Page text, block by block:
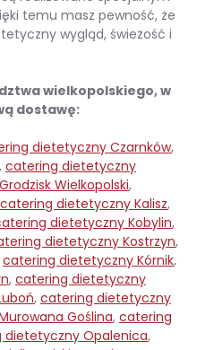
temu masz pewność, że
wygląd, świeżość i
wielkopolskiego, w
dostawę:
dietetyczny Czarnków,
, catering dietetyczny
Wielkopolski,
catering dietetyczny Kalisz,
dietetyczny Kobylin,
dietetyczny Kostrzyn,
catering dietetyczny Kórnik,
, catering dietetyczny
, catering dietetyczny
Goślina, catering
dietetyczny Opalenica,